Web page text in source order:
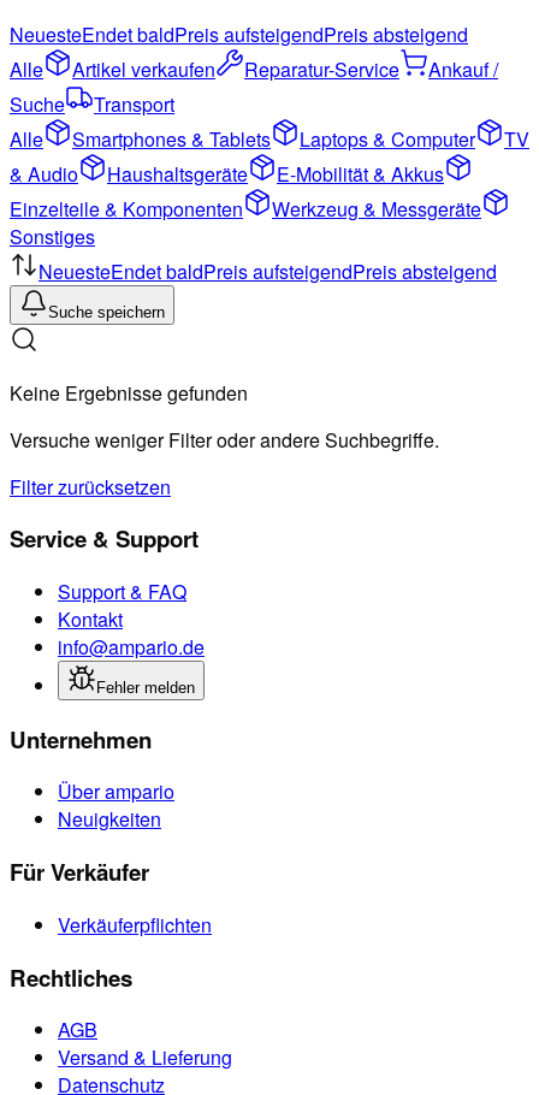
NeuesteEndet baldPreis aufsteigendPreis absteigend
Alle
Artikel verkaufen Reparatur-Service
Ankauf /
Suche
Transport
Alle
Smartphones & Tablets Laptops & Computer
TV
& Audio
Haushaltsgeräte
E-Mobilität & Akkus
Einzelteile & Komponenten
Werkzeug & Messgeräte
Sonstiges
NeuesteEndet baldPreis aufsteigendPreis absteigend
Suche speichern
Keine Ergebnisse gefunden
Versuche weniger Filter oder andere Suchbegriffe.
Filter zurücksetzen
Service & Support
Support & FAQ
Kontakt
info@ampario.de
Fehler melden
Unternehmen
Über ampario
Neuigkeiten
Für Verkäufer
Verkäuferpflichten
Rechtliches
AGB
Versand & Lieferung
Datenschutz